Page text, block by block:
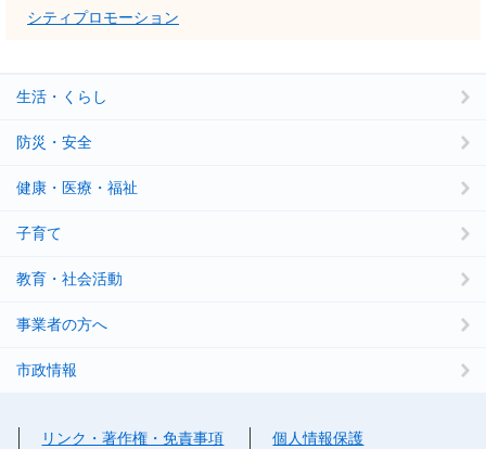
シティプロモーション
生活・くらし
防災・安全
健康・医療・福祉
子育て
教育・社会活動
事業者の方へ
市政情報
リンク・著作権・免責事項
個人情報保護